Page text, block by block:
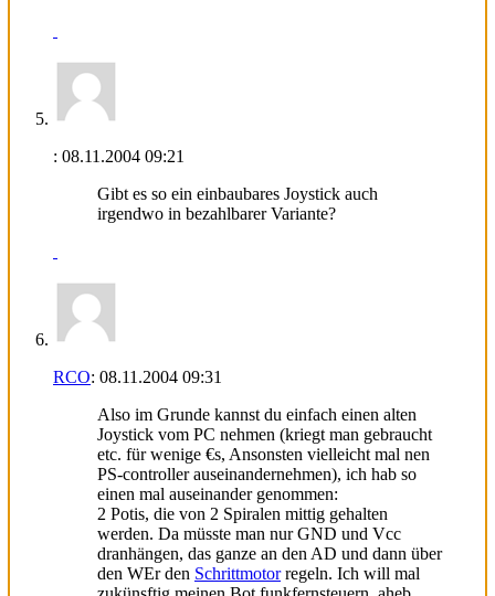
: 08.11.2004 09:21
Gibt es so ein einbaubares Joystick auch
irgendwo in bezahlbarer Variante?
RCO: 08.11.2004 09:31
Also im Grunde kannst du einfach einen alten
Joystick vom PC nehmen (kriegt man gebraucht
etc. für wenige €s, Ansonsten vielleicht mal nen
PS-controller auseinandernehmen), ich hab so
einen mal auseinander genommen:
2 Potis, die von 2 Spiralen mittig gehalten
werden. Da müsste man nur GND und Vcc
dranhängen, das ganze an den AD und dann über
den WEr den Schrittmotorregeln. Ich will mal